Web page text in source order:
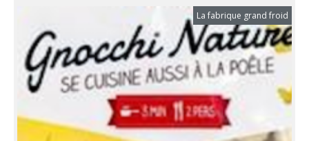
La fabrique grand froid